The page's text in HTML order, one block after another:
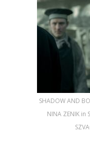
SHADOW AND
NINA ZENIK in